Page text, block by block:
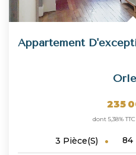
235
dont 5,38%
3 Pièce(s) 84